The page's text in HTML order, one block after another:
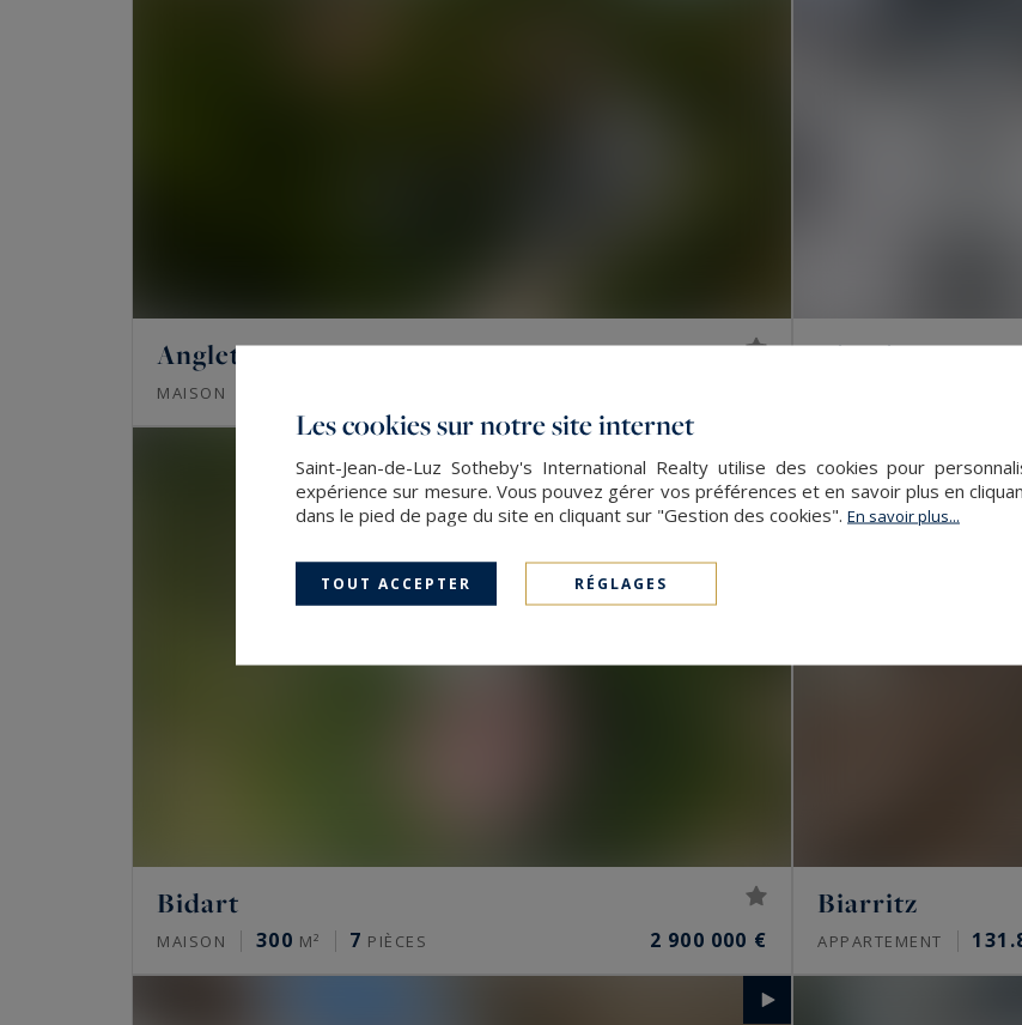
Anglet
MAISON
Biarritz
Bidart
MAISON 300 M² 7 PIÈCES 2 900 000 €
Biarritz
APPARTEMENT
Les cookies sur notre site internet
Saint-Jean-de-Luz Sotheby's International Realty utilise des cookies pour
expérience sur mesure. Vous pouvez gérer vos préférences et en savoir plus en
dans le pied de page du site en cliquant sur "Gestion des cookies". En savoir plus...
TOUT ACCEPTER RÉGLAGES